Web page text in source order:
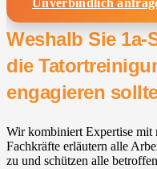
Weshalb Sie
die
engagieren
Wir kombiniert Expertise mit
Fachkräfte erläutern alle
zu und schützen alle